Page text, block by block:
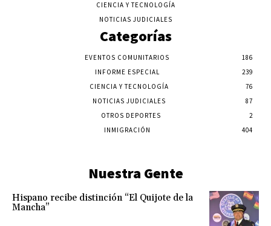
CIENCIA Y TECNOLOGÍA
NOTICIAS JUDICIALES
Categorías
EVENTOS COMUNITARIOS
186
INFORME ESPECIAL
239
CIENCIA Y TECNOLOGÍA
76
NOTICIAS JUDICIALES
87
OTROS DEPORTES
2
INMIGRACIÓN
404
Nuestra Gente
Hispano recibe distinción “El Quijote de la
Mancha”